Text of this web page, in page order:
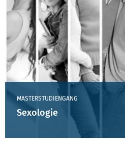
MASTERSTUDIENGANG
Sexologie